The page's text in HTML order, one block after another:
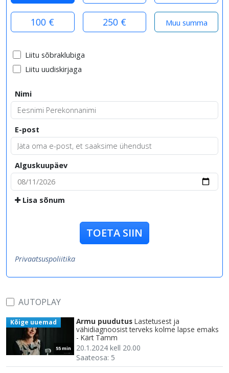
100 € 250 €
Liitu sõbraklubiga
Liitu uudiskirjaga
Nimi
E-post
Alguskuupäev
Lisa sõnum
TOETA SIIN
Privaatsuspoliitika
AUTOPLAY
55 min
Kõige uuemad Armu puudutus Lastetusest ja
vähidiagnoosist terveks kolme lapse emaks
- Kärt Tamm
20.1.2024 kell 20.00
Saateosa: 5